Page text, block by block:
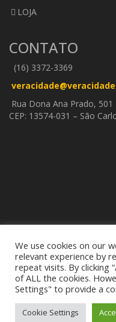
LOJA
CONTATO
(16) 3372-3369
Rua Dona Ana Prado, 501
CEP: 13574-031 – São
TODOS OS DIREITOS
We use cookies on our
relevant experience by
repeat visits. By clicking
of ALL the cookies.
Settings" to provide a
Cookie Settings